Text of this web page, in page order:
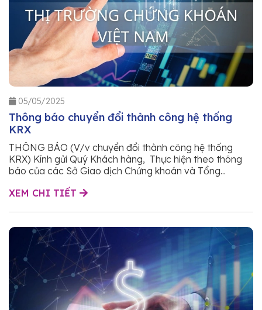
05/05/2025
Thông báo chuyển đổi thành công hệ thống
KRX
THÔNG BÁO (V/v chuyển đổi thành công hệ thống
KRX) Kính gửi Quý Khách hàng, Thực hiện theo thông
báo của các Sở Giao dịch Chứng khoán và Tổng...
XEM CHI TIẾT